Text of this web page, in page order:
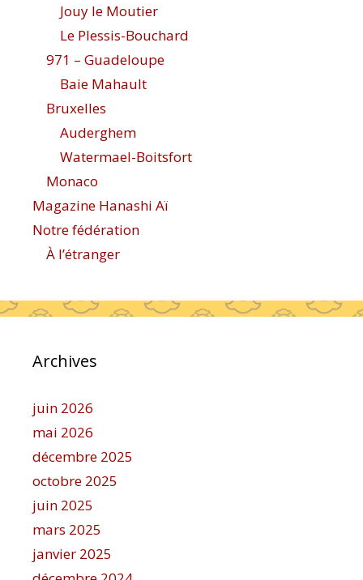
Jouy le Moutier
Le Plessis-Bouchard
971 – Guadeloupe
Baie Mahault
Bruxelles
Auderghem
Watermael-Boitsfort
Monaco
Magazine Hanashi Aï
Notre fédération
À l’étranger
Archives
juin 2026
mai 2026
décembre 2025
octobre 2025
juin 2025
mars 2025
janvier 2025